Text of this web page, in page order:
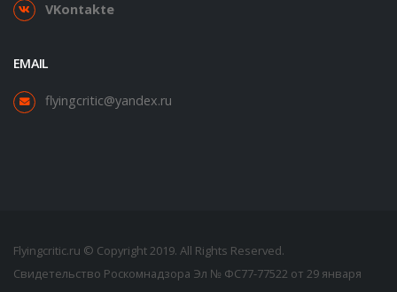
VKontakte
EMAIL
flyingcritic@yandex.ru
Flyingcritic.ru © Copyright 2019. All Rights Reserved.
Свидетельство Роскомнадзора Эл № ФС77-77522 от 29 января